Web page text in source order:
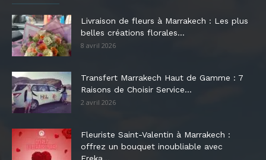
Livraison de fleurs à Marrakech : Les plus
belles créations florales...
8 avril 2026
Transfert Marrakech Haut de Gamme : 7
Raisons de Choisir Service...
2 avril 2026
Fleuriste Saint-Valentin à Marrakech :
offrez un bouquet inoubliable avec